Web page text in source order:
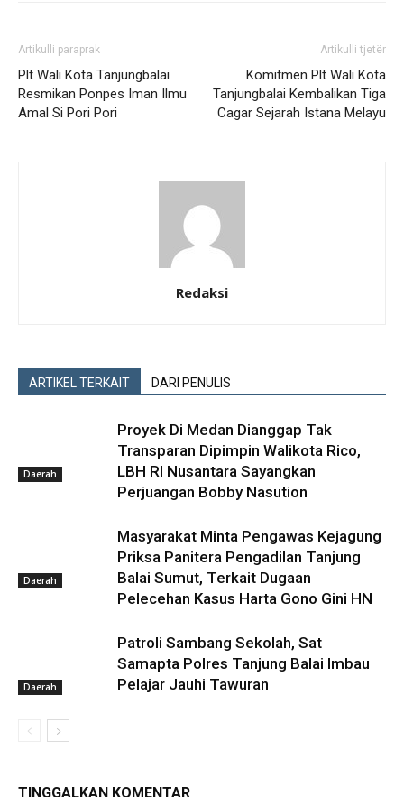
Artikulli paraprak
Plt Wali Kota Tanjungbalai
Resmikan Ponpes Iman Ilmu
Amal Si Pori Pori
Artikulli tjetër
Komitmen Plt Wali Kota
Tanjungbalai Kembalikan Tiga
Cagar Sejarah Istana Melayu
Redaksi
ARTIKEL TERKAIT DARI PENULIS
Daerah
Proyek Di Medan Dianggap Tak
Transparan Dipimpin Walikota Rico,
LBH RI Nusantara Sayangkan
Perjuangan Bobby Nasution
Daerah
Masyarakat Minta Pengawas Kejagung
Priksa Panitera Pengadilan Tanjung
Balai Sumut, Terkait Dugaan
Pelecehan Kasus Harta Gono Gini HN
Daerah
Patroli Sambang Sekolah, Sat
Samapta Polres Tanjung Balai Imbau
Pelajar Jauhi Tawuran
TINGGALKAN KOMENTAR